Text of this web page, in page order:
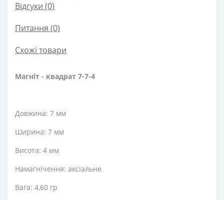
Відгуки (0)
Питання (0)
Схожі товари
Магніт - квадрат 7-7-4
Довжина: 7 мм
Ширина: 7 мм
Висота: 4 мм
Намагнічення: аксіальне
Вага: 4,60 гр